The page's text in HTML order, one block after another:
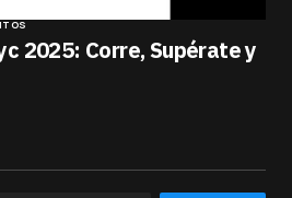
2025: Corre, Supérate y